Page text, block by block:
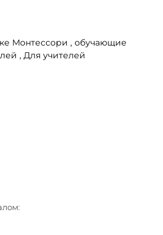
Монтессори , обучающие
, Для учителей